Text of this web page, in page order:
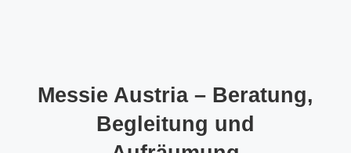
Messie Austria – Beratung,
Begleitung und